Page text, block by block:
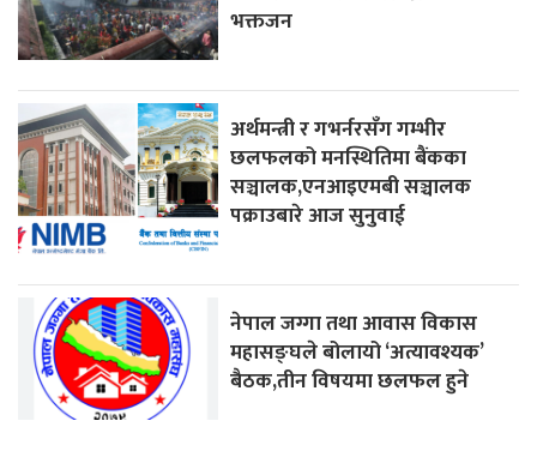
भक्तजन
अर्थमन्त्री र गभर्नरसँग गम्भीर
छलफलको मनस्थितिमा बैंकका
सञ्चालक,एनआइएमबी सञ्चालक
पक्राउबारे आज सुनुवाई
नेपाल जग्गा तथा आवास विकास
महासङ्घले बोलायो ‘अत्यावश्यक’
बैठक,तीन विषयमा छलफल हुने